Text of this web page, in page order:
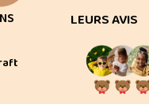
LEURS AVIS